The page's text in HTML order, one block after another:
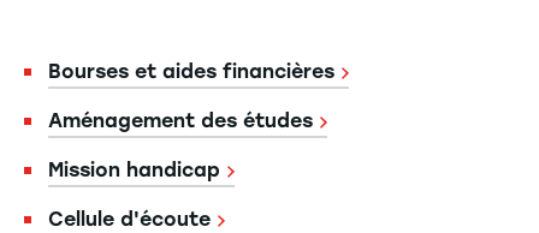
Bourses et aides financières
Aménagement des études
Mission handicap
Cellule d'écoute